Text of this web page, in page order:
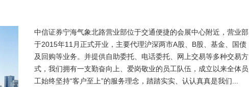
中信证券宁海气象北路营业部位于交通便捷的会展中心附近，营业部
于2015年11月正式开业，主要代理沪深两市A股、B股、基金、国债
及回购等业务。并提供自助委托、电话委托、网上交易等多种交易方
式，我们拥有一支勤奋向上、爱岗敬业的员工队伍，成立以来全体员
工始终坚持“客户至上”的服务理念，踏踏实实、认认真真是我们...